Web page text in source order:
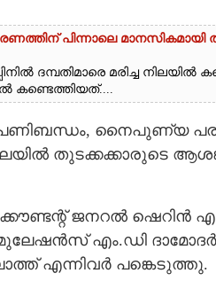
പിന്നാലെ മാനസികമായി
ദമ്പതിമാരെ മരിച്ച
കണ്ടെത്തിയത്....
നൈപുണ്യ
തുടക്കക്കാരുടെ
ജനറൽ ഷെറിൻ
എം.ഡി
എന്നിവർ പങ്കെടുത്തു.